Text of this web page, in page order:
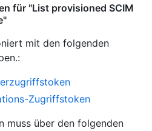
für "List provisioned SCIM
mit den folgenden
:
Zugriffstoken
muss über den folgenden